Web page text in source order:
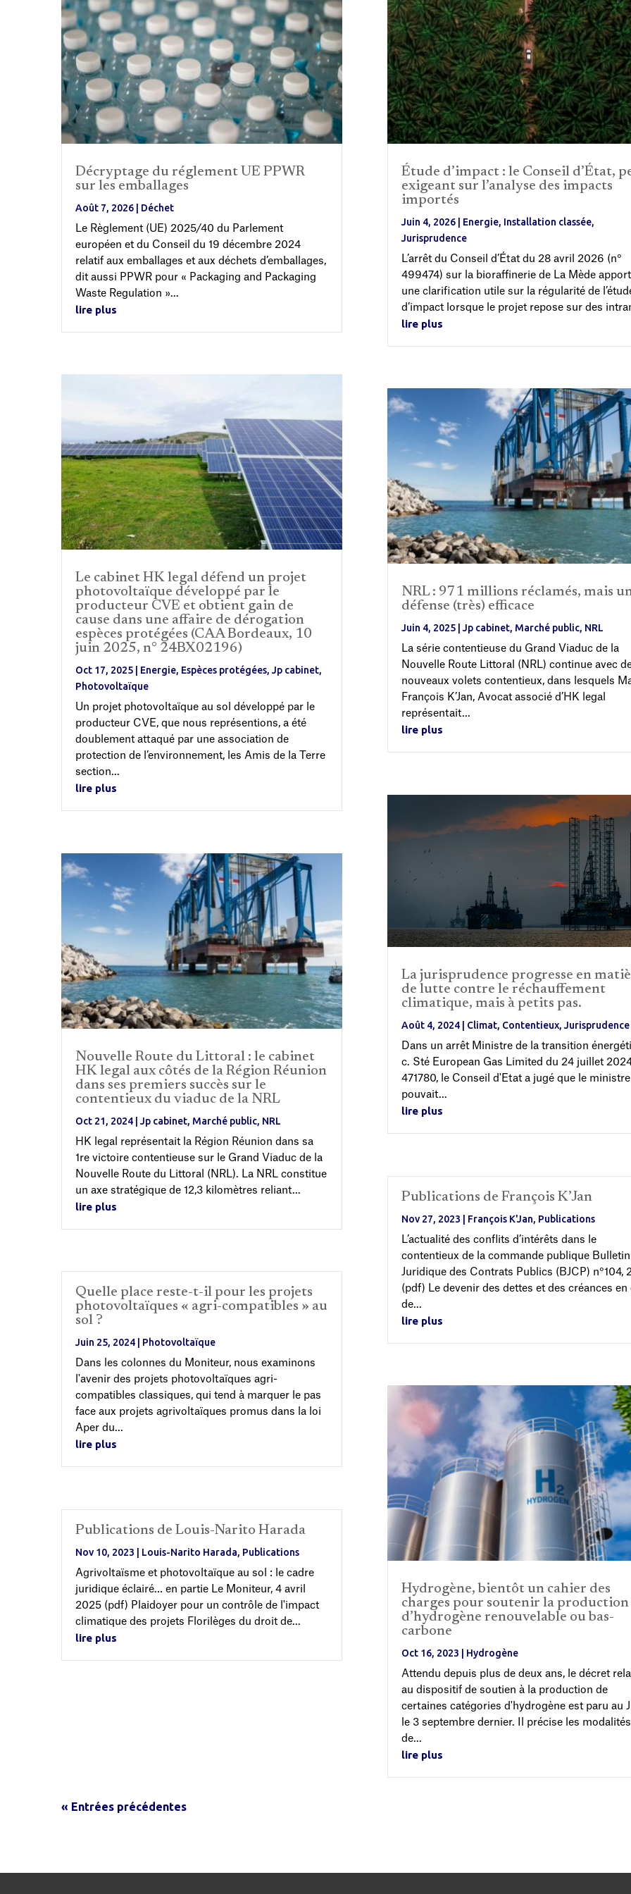
Décryptage du réglement UE PPWR
sur les emballages
Août 7, 2026 Déchet
Le Règlement (UE) 2025/40 du Parlement
européen et du Conseil du 19 décembre 2024
relatif aux emballages et aux déchets d’emballages,
dit aussi PPWR pour « Packaging and Packaging
Waste Regulation »...
lire plus
Le cabinet HK legal défend un projet
photovoltaïque développé par le
producteur CVE et obtient gain de
cause dans une affaire de dérogation
espèces protégées (CAA Bordeaux, 10
juin 2025, n° 24BX02196)
Oct 17, 2025 Energie, Espèces protégées, Jp cabinet,
Photovoltaïque
Un projet photovoltaïque au sol développé par le
producteur CVE, que nous représentions, a été
doublement attaqué par une association de
protection de l’environnement, les Amis de la Terre
section...
lire plus
Nouvelle Route du Littoral : le cabinet
HK legal aux côtés de la Région Réunion
dans ses premiers succès sur le
contentieux du viaduc de la NRL
Oct 21, 2024 Jp cabinet, Marché public, NRL
HK legal représentait la Région Réunion dans sa
1re victoire contentieuse sur le Grand Viaduc de la
Nouvelle Route du Littoral (NRL). La NRL constitue
un axe stratégique de 12,3 kilomètres reliant...
lire plus
Quelle place reste-t-il pour les projets
photovoltaïques « agri-compatibles » au
sol ?
Juin 25, 2024 Photovoltaïque
Dans les colonnes du Moniteur, nous examinons
l'avenir des projets photovoltaïques agri-
compatibles classiques, qui tend à marquer le pas
face aux projets agrivoltaïques promus dans la loi
Aper du...
lire plus
Publications de Louis-Narito Harada
Nov 10, 2023 Louis-Narito Harada, Publications
Agrivoltaïsme et photovoltaïque au sol : le cadre
juridique éclairé… en partie Le Moniteur, 4 avril
2025 (pdf) Plaidoyer pour un contrôle de l'impact
climatique des projets Florilèges du droit de...
lire plus
Étude d’impact : le Conseil d’État,
exigeant sur l’analyse des impacts
importés
Juin 4, 2026| Energie, Installation classée,
Jurisprudence
L’arrêt du Conseil d’État du 28 avril 2026 (n°
499474) sur la bioraffinerie de La Mède
une clarification utile sur la régularité de
d’impact lorsque le projet repose sur des
lire plus
NRL : 971 millions réclamés, mais
défense (très) efficace
Juin 4, 2025| Jp cabinet, Marché public, NRL
La série contentieuse du Grand Viaduc de la
Nouvelle Route Littoral (NRL) continue avec
nouveaux volets contentieux, dans lesquels
François K’Jan, Avocat associé d’HK legal
représentait...
lire plus
La jurisprudence progresse en
de lutte contre le réchauffement
climatique, mais à petits pas.
Août 4, 2024| Climat, Contentieux, Jurisprudence
Dans un arrêt Ministre de la transition
c. Sté European Gas Limited du 24 juillet
471780, le Conseil d'Etat a jugé que le ministre
pouvait...
lire plus
Publications de François K’Jan
Nov 27, 2023 François K'Jan, Publications
L’actualité des conflits d’intérêts dans le
contentieux de la commande publique Bulletin
Juridique des Contrats Publics (BJCP) n°104,
(pdf) Le devenir des dettes et des créances en
de...
lire plus
Hydrogène, bientôt un cahier des
charges pour soutenir la production
d’hydrogène renouvelable ou bas-
carbone
Oct 16, 2023 Hydrogène
Attendu depuis plus de deux ans, le décret
au dispositif de soutien à la production de
certaines catégories d'hydrogène est paru au
le 3 septembre dernier. Il précise les modalités
de...
lire plus
« Entrées précédentes